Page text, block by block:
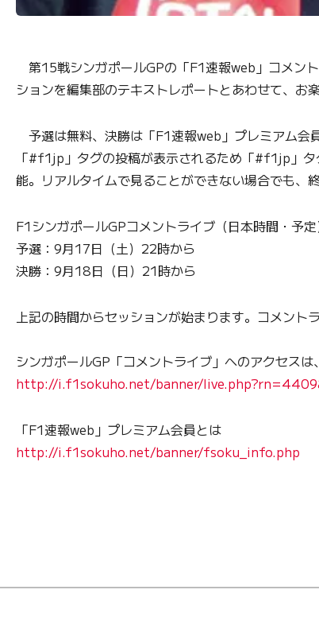
第15戦シンガポールGPの「F1速報web」コメン
ションを編集部のテキストレポートとあわせて、お
予選は無料、決勝は「F1速報web」プレミアム
「#f1jp」タグの投稿が表示されるため「#f1jp」
能。リアルタイムで見ることができない場合でも、
F1シンガポールGPコメントライブ（日本時間・予定
予選：9月17日（土）22時から
決勝：9月18日（日）21時から
上記の時間からセッションが始まります。コメン
シンガポールGP「コメントライブ」へのアクセスは
http://i.f1sokuho.net/banner/
「F1速報web」プレミアム会員とは
http://i.f1sokuho.net/banner/fsoku_info.php